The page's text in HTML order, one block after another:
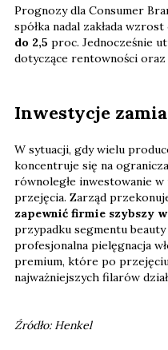
Prognozy dla Consumer
spółka nadal zakłada
do 2,5 proc. Jednocześnie
dotyczące rentowności
Inwestycje
W sytuacji, gdy wielu
koncentruje się na
równoległe inwestowanie
przejęcia. Zarząd
zapewnić firmie szybszy
przypadku segmentu
profesjonalna pielęgnacja
premium, które po
najważniejszych filarów
Źródło: Henkel